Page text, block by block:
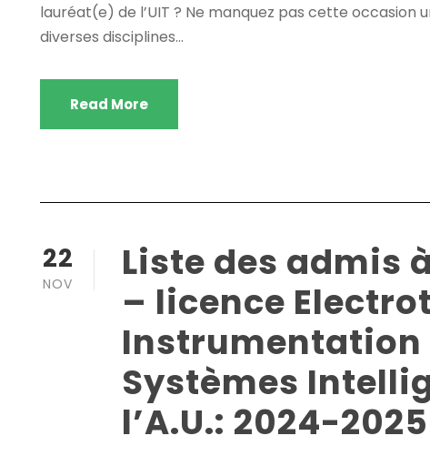
lauréat(e) de l’UIT ? Ne manquez pas cette occasion
diverses disciplines...
Read More
22
NOV
Liste des admis
– licence
Instrumentation
Systèmes
l’A.U.: 2024-2025